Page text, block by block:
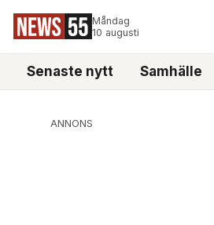
Måndag
10 augusti
Senaste nytt Samhälle
ANNONS